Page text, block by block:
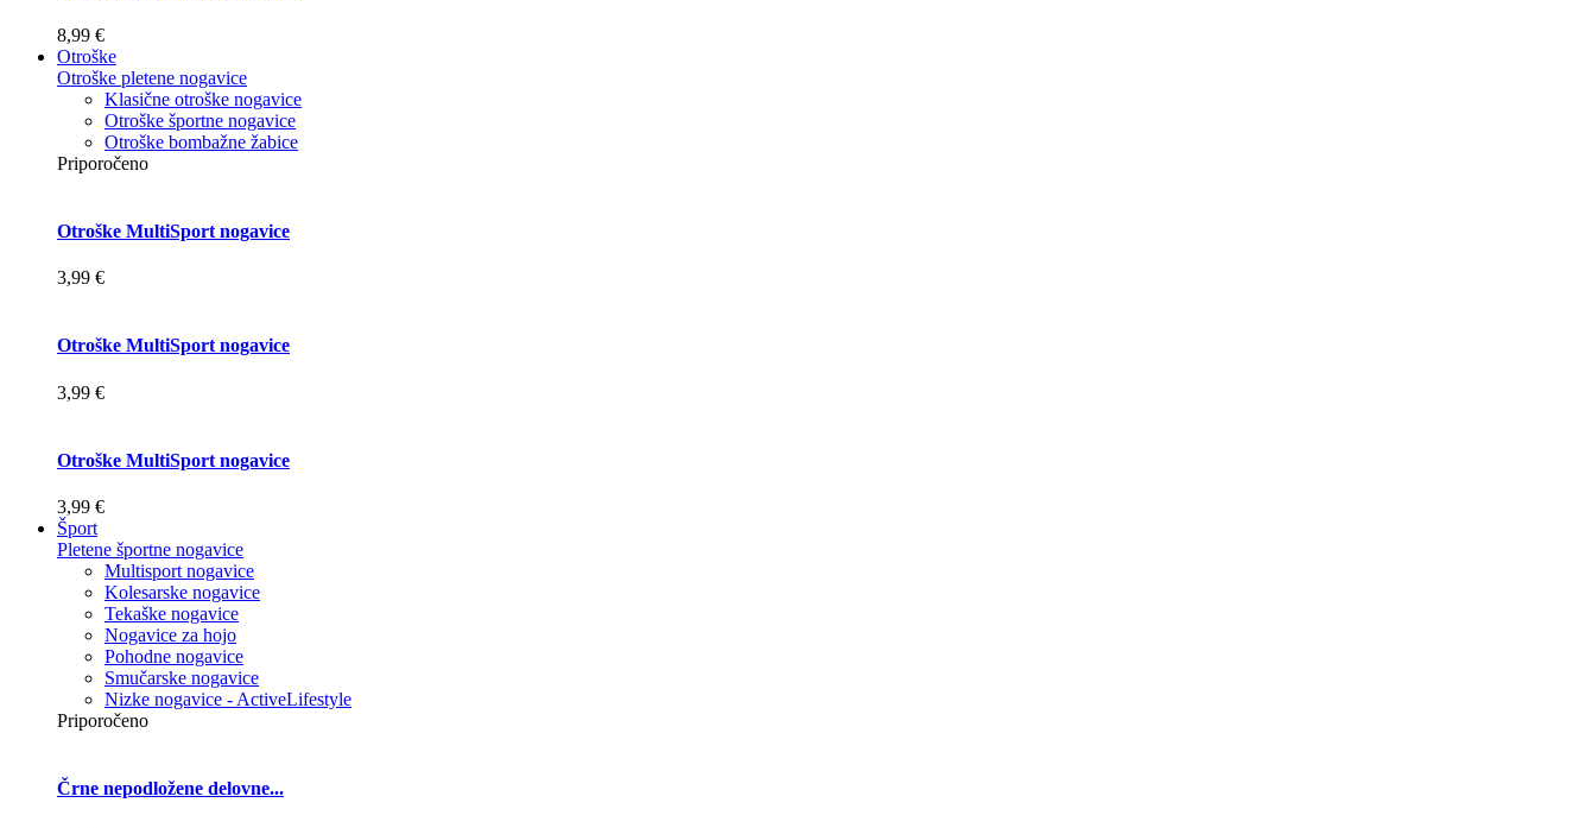
8,99 €
Otroške
Otroške pletene nogavice
Klasične otroške nogavice
Otroške športne nogavice
Otroške bombažne žabice
Priporočeno
Otroške MultiSport nogavice
3,99 €
Otroške MultiSport nogavice
3,99 €
Otroške MultiSport nogavice
3,99 €
Šport
Pletene športne nogavice
Multisport nogavice
Kolesarske nogavice
Tekaške nogavice
Nogavice za hojo
Pohodne nogavice
Smučarske nogavice
Nizke nogavice - ActiveLifestyle
Priporočeno
Črne nepodložene delovne...